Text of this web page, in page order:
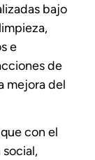
bajo
e
de
mejora del
con el